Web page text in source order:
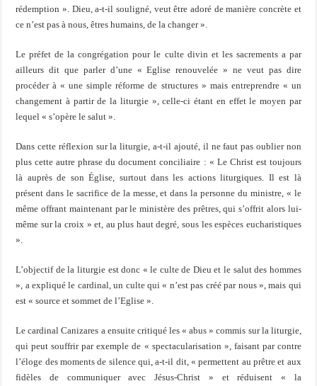
rédemption ». Dieu, a-t-il souligné, veut être adoré de manière concrète et
ce n’est pas à nous, êtres humains, de la changer ».
Le préfet de la congrégation pour le culte divin et les sacrements a par
ailleurs dit que parler d’une « Eglise renouvelée » ne veut pas dire
procéder à « une simple réforme de structures » mais entreprendre « un
changement à partir de la liturgie », celle-ci étant en effet le moyen par
lequel « s’opère le salut ».
Dans cette réflexion sur la liturgie, a-t-il ajouté, il ne faut pas oublier non
plus cette autre phrase du document conciliaire : « Le Christ est toujours
là auprès de son Église, surtout dans les actions liturgiques. Il est là
présent dans le sacrifice de la messe, et dans la personne du ministre, « le
même offrant maintenant par le ministère des prêtres, qui s’offrit alors lui-
même sur la croix » et, au plus haut degré, sous les espèces eucharistiques
».
L’objectif de la liturgie est donc « le culte de Dieu et le salut des hommes
», a expliqué le cardinal, un culte qui « n’est pas créé par nous », mais qui
est « source et sommet de l’Eglise ».
Le cardinal Canizares a ensuite critiqué les « abus » commis sur la liturgie,
qui peut souffrir par exemple de « spectacularisation », faisant par contre
l’éloge des moments de silence qui, a-t-il dit, « permettent au prêtre et aux
fidèles de communiquer avec Jésus-Christ » et réduisent « la